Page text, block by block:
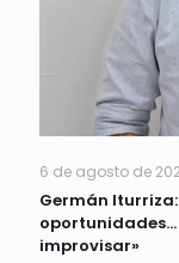
6 de agosto de
Germán
oportunidades…
improvisar»